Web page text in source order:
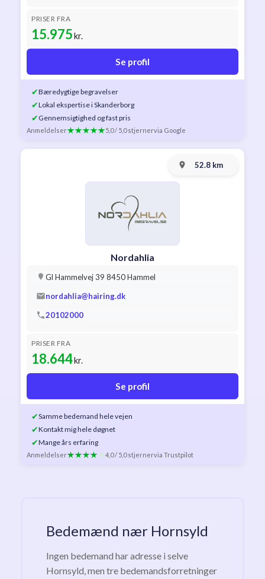
PRISER FRA
15.975kr.
Se profil
✔Bæredygtige begravelser
✔Lokal ekspertise i Skanderborg
✔ Gennemsigtighed og fast pris
Anmeldelser 5,0 / 5,0 stjernervia Google
52.8 km
Nordahlia
Gl Hammelvej 39 8450 Hammel
nordahlia@hairing.dk
20102000
PRISER FRA
18.644kr.
Se profil
✔Samme bedemand hele vejen
✔Kontakt mig hele døgnet
✔Mange års erfaring
Anmeldelser 4,0 / 5,0 stjernervia Trustpilot
Bedemænd nær Hornsyld
Ingen bedemand har adresse i selve
Hornsyld, men tre bedemandsforretninger